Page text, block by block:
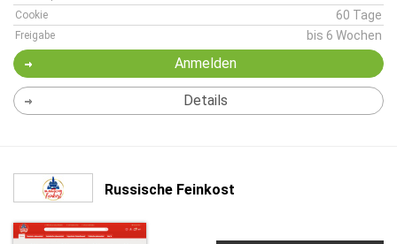
Cookie 60 Tage
Freigabe bis 6 Wochen
Anmelden
Details
Russische Feinkost